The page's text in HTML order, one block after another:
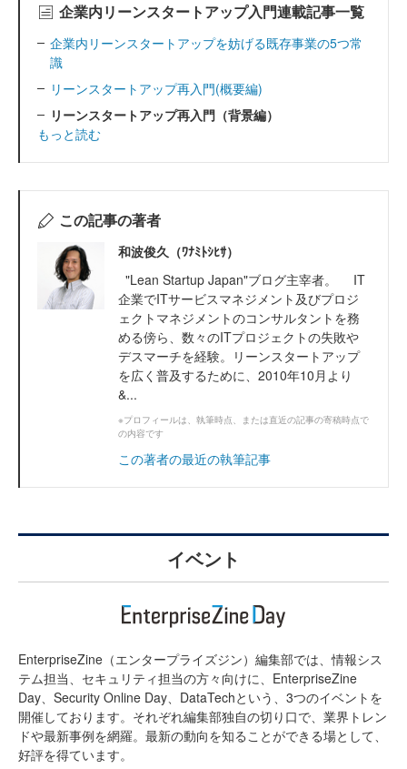
企業内リーンスタートアップ入門連載記事一覧
企業内リーンスタートアップを妨げる既存事業の5つ常
識
リーンスタートアップ再入門(概要編)
リーンスタートアップ再入門（背景編）
もっと読む
この記事の著者
和波俊久（ﾜﾅﾐﾄｼﾋｻ）
"Lean Startup Japan"ブログ主宰者。 IT
企業でITサービスマネジメント及びプロジ
ェクトマネジメントのコンサルタントを務
める傍ら、数々のITプロジェクトの失敗や
デスマーチを経験。リーンスタートアップ
を広く普及するために、2010年10月より
&...
※プロフィールは、執筆時点、または直近の記事の寄稿時点で
の内容です
この著者の最近の執筆記事
イベント
EnterpriseZine（エンタープライズジン）編集部では、情報シス
テム担当、セキュリティ担当の方々向けに、EnterpriseZine
Day、Security Online Day、DataTechという、3つのイベントを
開催しております。それぞれ編集部独自の切り口で、業界トレン
ドや最新事例を網羅。最新の動向を知ることができる場として、
好評を得ています。